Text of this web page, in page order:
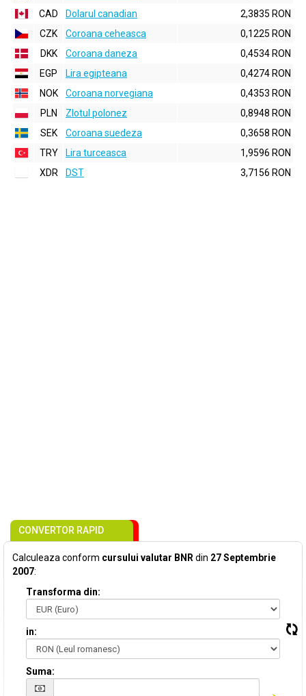
CAD
Dolarul canadian
2,3835 RON
CZK
Coroana ceheasca
0,1225 RON
DKK
Coroana daneza
0,4534 RON
EGP
Lira egipteana
0,4274 RON
NOK
Coroana norvegiana
0,4353 RON
PLN
Zlotul polonez
0,8948 RON
SEK
Coroana suedeza
0,3658 RON
TRY
Lira turceasca
1,9596 RON
XDR
DST 3,7156 RON
CONVERTOR RAPID
Calculeaza conform cursului valutar BNR din 27 Septembrie
2007:
Transforma din:
in:
Suma: